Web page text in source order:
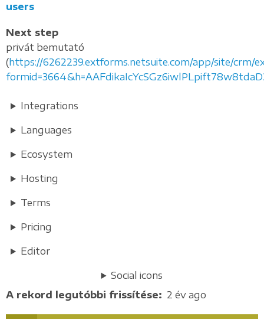
users
Next step
privát bemutató
(https://6262239.extforms.netsuite.com/app/site/crm/
Integrations
Languages
Ecosystem
Hosting
Terms
Pricing
Editor
Social icons
A rekord legutóbbi frissítése
2 év ago